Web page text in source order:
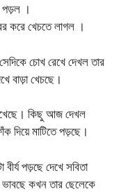
পড়ল ।
করে খেচতে লাগল ।
চোখ রেখে দেখল তার
বাড়া খেচছে।
কিছু আজ দেখল
দিয়ে মাটিতে পড়ছে।
পড়ছে দেখে সবিতা
কখন তার ছেলেকে